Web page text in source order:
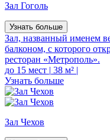
Зал Гоголь
Узнать больше
Зал, названный именем
балконом, с которого
ресторан «Метрополь».
до 15 мест | 38 м² |
Узнать больше
Зал Чехов